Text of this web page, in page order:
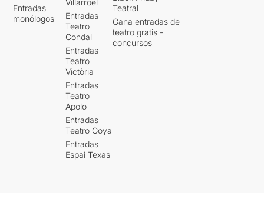
Entradas
monólogos
Entradas
Teatro
Condal
Entradas
Teatro
Victòria
Entradas
Teatro
Apolo
Entradas
Teatro Goya
Entradas
Espai Texas
Teatral
Gana entradas de
teatro gratis -
concursos